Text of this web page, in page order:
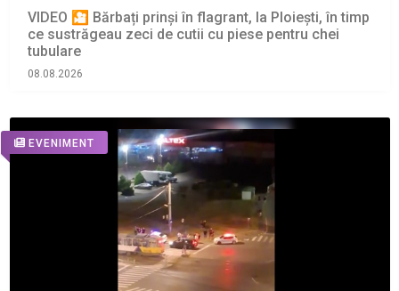
VIDEO 🎦 Bărbați prinși în flagrant, la Ploiești, în timp
ce sustrăgeau zeci de cutii cu piese pentru chei
tubulare
08.08.2026
EVENIMENT